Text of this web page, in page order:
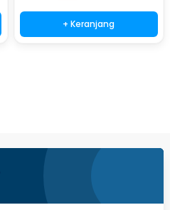
+ Keranjang